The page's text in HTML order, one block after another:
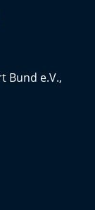
Bund e.V.,